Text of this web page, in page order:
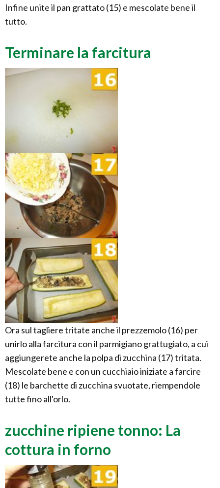
Infine unite il pan grattato (15) e mescolate bene il
tutto.
Terminare la farcitura
Ora sul tagliere tritate anche il prezzemolo (16) per
unirlo alla farcitura con il parmigiano grattugiato, a cui
aggiungerete anche la polpa di zucchina (17) tritata.
Mescolate bene e con un cucchiaio iniziate a farcire
(18) le barchette di zucchina svuotate, riempendole
tutte fino all'orlo.
zucchine ripiene tonno: La
cottura in forno